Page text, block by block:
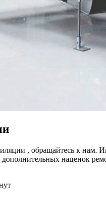
воздуха
зарядкой
, обращайтесь к нам.
дополнительных наценок